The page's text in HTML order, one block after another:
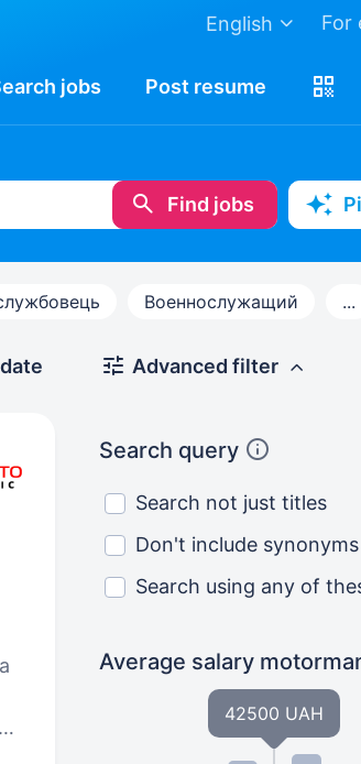
For
English
jobs Post resume
Find jobs
Военнослужащий ...
Advanced filter
Search query
Search not just titles
Don't include synonyms
Search using any of
Average salary
42500 UAH